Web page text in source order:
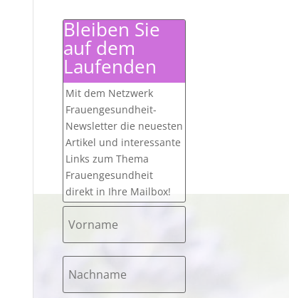
Bleiben Sie
auf dem
Laufenden
Mit dem Netzwerk
Frauengesundheit-
Newsletter die neuesten
Artikel und interessante
Links zum Thema
Frauengesundheit
direkt in Ihre Mailbox!